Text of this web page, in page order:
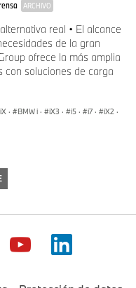
ARCHIVO
real • El alcance
de la gran
ofrece la más amplia
con soluciones de carga
iX · BMW i · iX3 · i5 · i7 · iX2 ·